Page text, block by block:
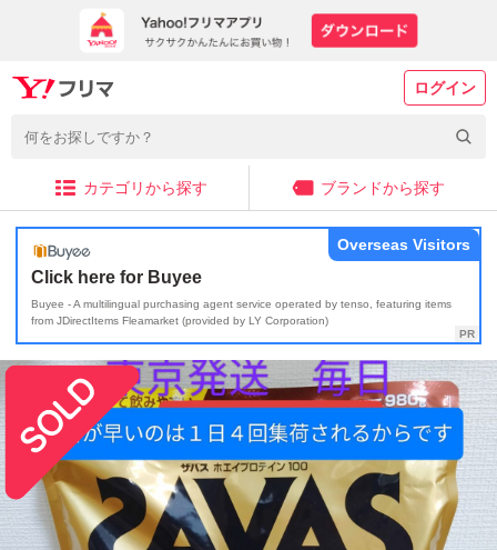
ログイン
カテゴリから探す ブランドから探す
Click here for Buyee
Buyee - A multilingual purchasing agent service operated by tenso, featuring items
from JDirectItems Fleamarket (provided by LY Corporation)
Overseas Visitors